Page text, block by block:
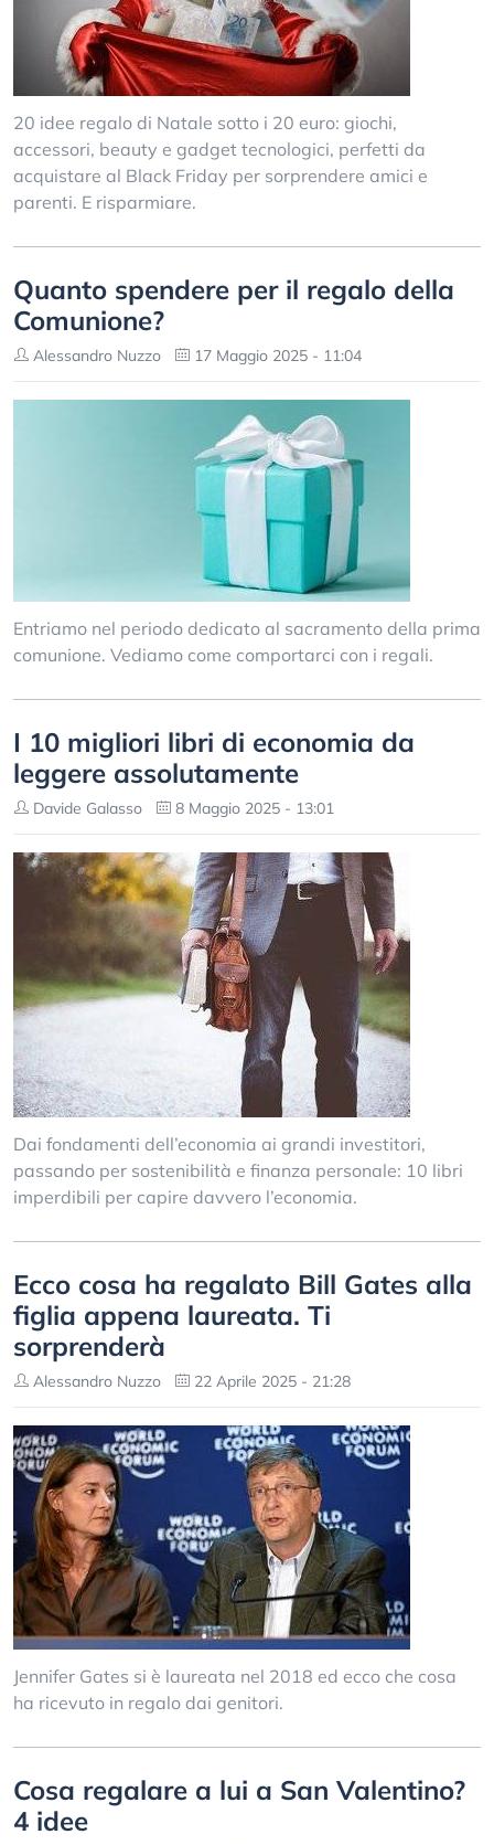
20 idee regalo di Natale sotto i 20 euro: giochi,
accessori, beauty e gadget tecnologici, perfetti da
acquistare al Black Friday per sorprendere amici e
parenti. E risparmiare.
Quanto spendere per il regalo della
Comunione?
Alessandro Nuzzo 17 Maggio 2025 - 11:04
Entriamo nel periodo dedicato al sacramento della prima
comunione. Vediamo come comportarci con i regali.
I 10 migliori libri di economia da
leggere assolutamente
Davide Galasso 8 Maggio 2025 - 13:01
Dai fondamenti dell’economia ai grandi investitori,
passando per sostenibilità e finanza personale: 10 libri
imperdibili per capire davvero l’economia.
Ecco cosa ha regalato Bill Gates alla
figlia appena laureata. Ti
sorprenderà
Alessandro Nuzzo 22 Aprile 2025 - 21:28
Jennifer Gates si è laureata nel 2018 ed ecco che cosa
ha ricevuto in regalo dai genitori.
Cosa regalare a lui a San Valentino?
4 idee